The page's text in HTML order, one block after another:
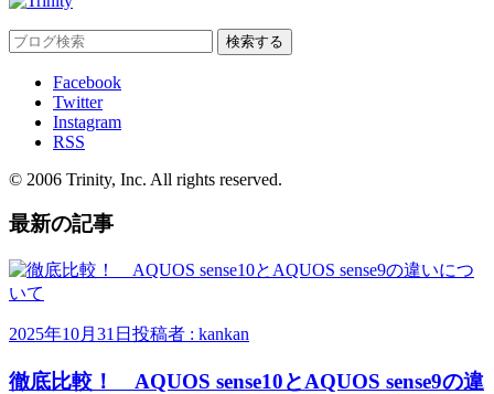
Facebook
Twitter
Instagram
RSS
© 2006 Trinity, Inc. All rights reserved.
最新の記事
2025年10月31日 投稿者 : kankan
徹底比較！ AQUOS sense10とAQUOS sense9の違